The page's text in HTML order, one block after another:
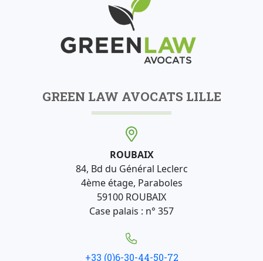
GREEN LAW AVOCATS LILLE
ROUBAIX
84, Bd du Général Leclerc
4ème étage, Paraboles
59100 ROUBAIX
Case palais : n° 357
+33 (0)6-30-44-50-72